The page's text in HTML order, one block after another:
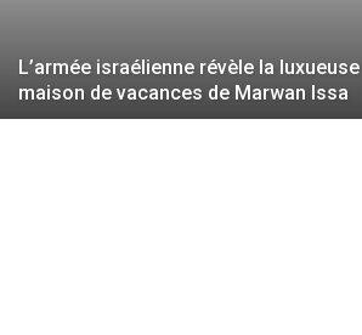
L’armée israélienne révèle la luxueuse
maison de vacances de Marwan Issa